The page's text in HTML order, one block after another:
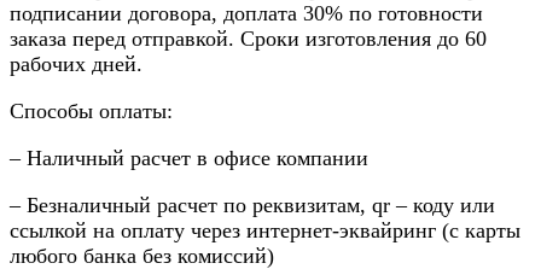
подписании договора, доплата 30% по готовности
заказа перед отправкой. Сроки изготовления до 60
рабочих дней.
Способы оплаты:
– Наличный расчет в офисе компании
– Безналичный расчет по реквизитам, qr – коду или
ссылкой на оплату через интернет-эквайринг (с карты
любого банка без комиссий)